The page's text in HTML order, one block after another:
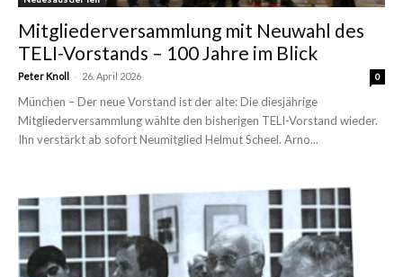
Mitgliederversammlung mit Neuwahl des
TELI-Vorstands – 100 Jahre im Blick
Peter Knoll - 26. April 2026 0
München – Der neue Vorstand ist der alte: Die diesjährige
Mitgliederversammlung wählte den bisherigen TELI-Vorstand wieder.
Ihn verstärkt ab sofort Neumitglied Helmut Scheel. Arno...